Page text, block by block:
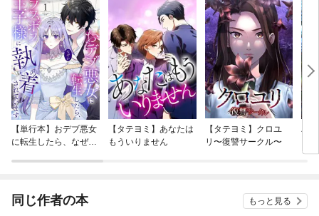
【単行本】おデブ悪女
に転生したら、なぜか
【タテヨミ】あなたは
もういりません
【タテヨミ】クロユ
リ〜復讐サークル〜
バ
今
同じ作者の本 もっと見る